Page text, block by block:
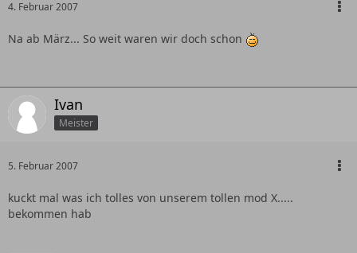
4. Februar 2007
Na ab März... So weit waren wir doch schon
Ivan
Meister
5. Februar 2007
kuckt mal was ich tolles von unserem tollen mod X.....
bekommen hab